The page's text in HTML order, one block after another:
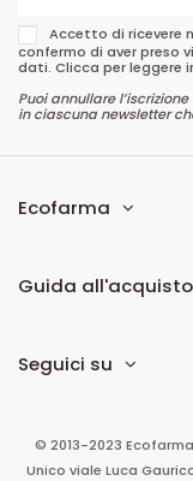
Accetto di ricevere
confermo di aver preso
dati. Clicca per leggere
Puoi annullare
in ciascuna newsletter
Ecofarma
Guida all'acquisto
Seguici su
© 2013-2023
Unico viale Luca